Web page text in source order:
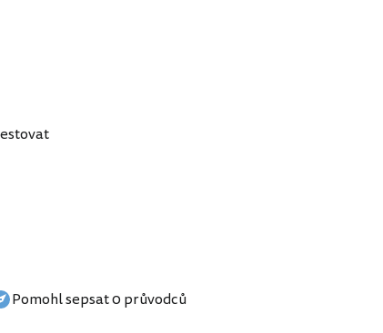
Pomohl sepsat 0 průvodců